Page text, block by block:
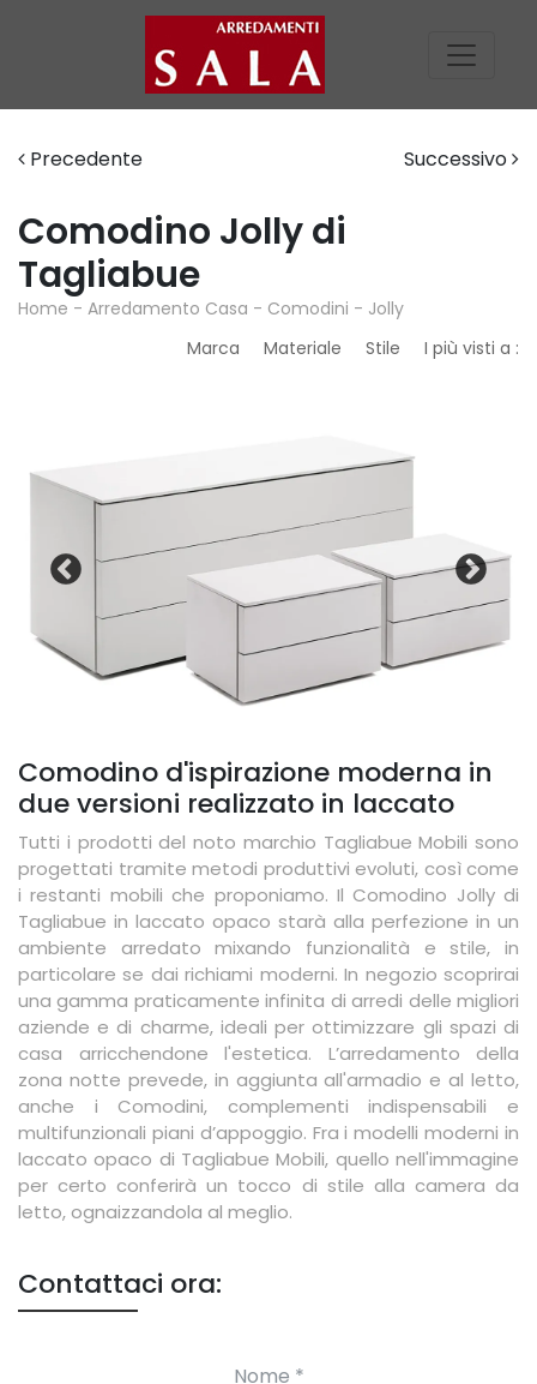
Precedente Successivo
Comodino Jolly di
Tagliabue
Home - Arredamento Casa - Comodini - Jolly
Marca
Materiale Stile I più visti a :
Comodino d'ispirazione moderna in
due versioni realizzato in laccato
Tutti i prodotti del noto marchio Tagliabue Mobili sono
progettati tramite metodi produttivi evoluti, così come
i restanti mobili che proponiamo. Il Comodino Jolly di
Tagliabue in laccato opaco starà alla perfezione in un
ambiente arredato mixando funzionalità e stile, in
particolare se dai richiami moderni. In negozio scoprirai
una gamma praticamente infinita di arredi delle migliori
aziende e di charme, ideali per ottimizzare gli spazi di
casa arricchendone l'estetica. L’arredamento della
zona notte prevede, in aggiunta all'armadio e al letto,
anche i Comodini, complementi indispensabili e
multifunzionali piani d’appoggio. Fra i modelli moderni in
laccato opaco di Tagliabue Mobili, quello nell'immagine
per certo conferirà un tocco di stile alla camera da
letto, ognaizzandola al meglio.
Contattaci ora: